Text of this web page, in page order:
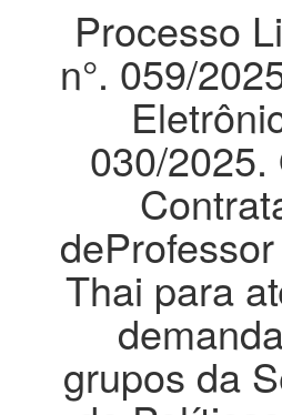
Processo
n°. 059/
030/2025.
Thai para
grupos da